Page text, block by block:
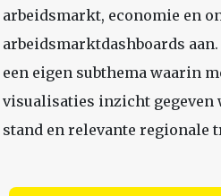
arbeidsmarkt, economie en
arbeidsmarktdashboards
een eigen subthema waarin
visualisaties inzicht gegeven
stand en relevante regionale